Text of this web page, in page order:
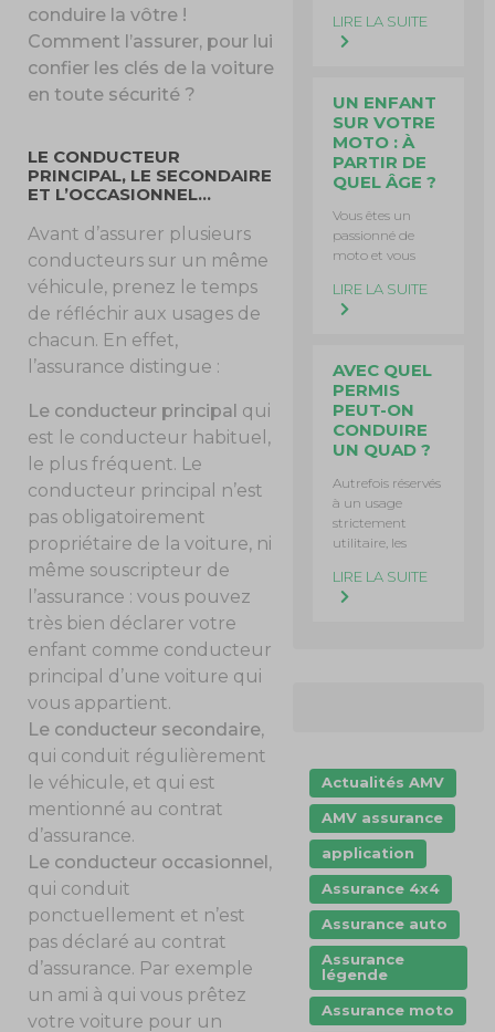
conduire la vôtre !
Comment l’assurer, pour lui
confier les clés de la voiture
en toute sécurité ?
LE CONDUCTEUR
PRINCIPAL, LE SECONDAIRE
ET L’OCCASIONNEL…
Avant d’assurer plusieurs
conducteurs sur un même
véhicule, prenez le temps
de réfléchir aux usages de
chacun. En effet,
l’assurance distingue :
Le conducteur principal qui
est le conducteur habituel,
le plus fréquent. Le
conducteur principal n’est
pas obligatoirement
propriétaire de la voiture, ni
même souscripteur de
l’assurance : vous pouvez
très bien déclarer votre
enfant comme conducteur
principal d’une voiture qui
vous appartient.
Le conducteur secondaire,
qui conduit régulièrement
le véhicule, et qui est
mentionné au contrat
d’assurance.
Le conducteur occasionnel,
qui conduit
ponctuellement et n’est
pas déclaré au contrat
d’assurance. Par exemple
un ami à qui vous prêtez
votre voiture pour un
LIRE LA SUITE
UN ENFANT
SUR VOTRE
MOTO : À
PARTIR DE
QUEL ÂGE ?
Vous êtes un
passionné de
moto et vous
LIRE LA SUITE
AVEC QUEL
PERMIS
PEUT-ON
CONDUIRE
UN QUAD ?
Autrefois réservés
à un usage
strictement
utilitaire, les
LIRE LA SUITE
Actualités AMV
AMV assurance
application
Assurance 4x4
Assurance auto
Assurance
légende
Assurance moto